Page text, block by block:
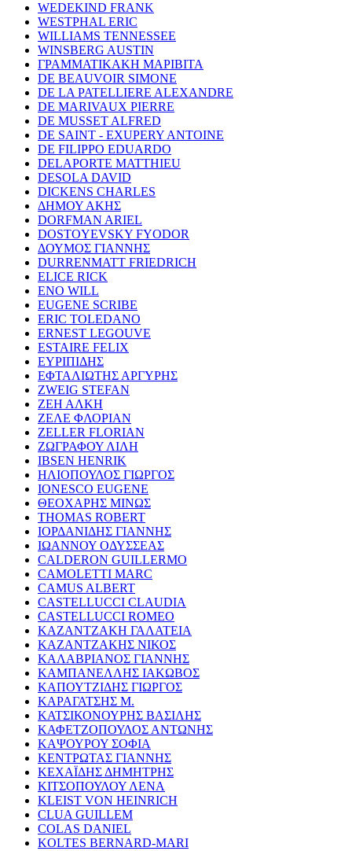
WEDEKIND FRANK
WESTPHAL ERIC
WILLIAMS TENNESSEE
WINSBERG AUSTIN
ΓΡΑΜΜΑΤΙΚΑΚΗ ΜΑΡΙΒΙΤΑ
DE BEAUVOIR SIMONE
DE LA PATELLIERE ALEXANDRE
DE MARIVAUX PIERRE
DE MUSSET ALFRED
DE SAINT - EXUPERY ANTOINE
DE FILIPPO EDUARDO
DELAPORTE MATTHIEU
DESOLA DAVID
DICKENS CHARLES
ΔΗΜΟΥ ΑΚΗΣ
DORFMAN ARIEL
DOSTOYEVSKY FYODOR
ΔΟΥΜΟΣ ΓΙΑΝΝΗΣ
DURRENMATT FRIEDRICH
ELICE RICK
ENO WILL
EUGENE SCRIBE
ERIC TOLEDANO
ERNEST LEGOUVE
ESTAIRE FELIX
ΕΥΡΙΠΙΔΗΣ
ΕΦΤΑΛΙΩΤΗΣ ΑΡΓΥΡΗΣ
ZWEIG STEFAN
ΖΕΗ ΑΛΚΗ
ΖΕΛΕ ΦΛΟΡΙΑΝ
ZELLER FLORIAN
ΖΩΓΡΑΦΟΥ ΛΙΛΗ
IBSEN HENRIK
ΗΛΙΟΠΟΥΛΟΣ ΓΙΩΡΓΟΣ
IONESCO EUGENE
ΘΕΟΧΑΡΗΣ ΜΙΝΩΣ
THOMAS ROBERT
ΙΟΡΔΑΝΙΔΗΣ ΓΙΑΝΝΗΣ
ΙΩΑΝΝΟΥ ΟΔΥΣΣΕΑΣ
CALDERON GUILLERMO
CAMOLETTI MARC
CAMUS ALBERT
CASTELLUCCI CLAUDIA
CASTELLUCCI ROMEO
ΚΑΖΑΝΤΖΑΚΗ ΓΑΛΑΤΕΙΑ
ΚΑΖΑΝΤΖΑΚΗΣ ΝΙΚΟΣ
ΚΑΛΑΒΡΙΑΝΟΣ ΓΙΑΝΝΗΣ
ΚΑΜΠΑΝΕΛΛΗΣ ΙΑΚΩΒΟΣ
ΚΑΠΟΥΤΖΙΔΗΣ ΓΙΩΡΓΟΣ
ΚΑΡΑΓΑΤΣΗΣ Μ.
ΚΑΤΣΙΚΟΝΟΥΡΗΣ ΒΑΣΙΛΗΣ
ΚΑΦΕΤΖΟΠΟΥΛΟΣ ΑΝΤΩΝΗΣ
ΚΑΨΟΥΡΟΥ ΣΟΦΙΑ
ΚΕΝΤΡΩΤΑΣ ΓΙΑΝΝΗΣ
ΚΕΧΑΪΔΗΣ ΔΗΜΗΤΡΗΣ
ΚΙΤΣΟΠΟΥΛΟΥ ΛΕΝΑ
KLEIST VON HEINRICH
CLUA GUILLEM
COLAS DANIEL
KOLTES BERNARD-MARI